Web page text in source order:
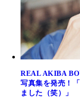
REAL AKIBA
写真集を発売！
ました（笑）」